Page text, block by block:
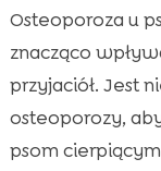
Osteoporoza u
znacząco
przyjaciół. Jest
osteoporozy,
psom